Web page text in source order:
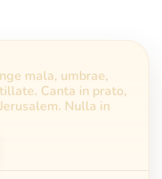
mala, umbrae,
Canta in prato,
Nulla in